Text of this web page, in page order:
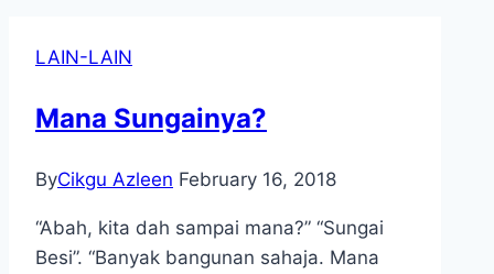
LAIN-LAIN
Mana Sungainya?
ByCikgu Azleen February 16, 2018
“Abah, kita dah sampai mana?” “Sungai
Besi”. “Banyak bangunan sahaja. Mana